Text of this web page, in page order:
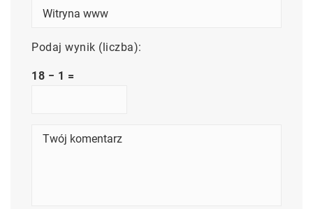
Podaj wynik (liczba):
18 − 1 =